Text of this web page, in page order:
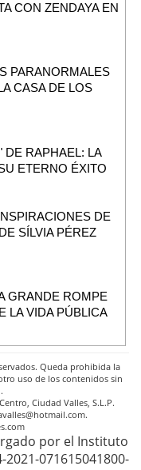
CON ZENDAYA EN
PARANORMALES
CASA DE LOS
DE RAPHAEL: LA
ETERNO ÉXITO
DE
SÍLVIA PÉREZ
GRANDE ROMPE
LA VIDA PÚBLICA
Queda prohibida la
uso de los contenidos sin
Ciudad Valles, S.L.P.
por el Instituto
071615041800-